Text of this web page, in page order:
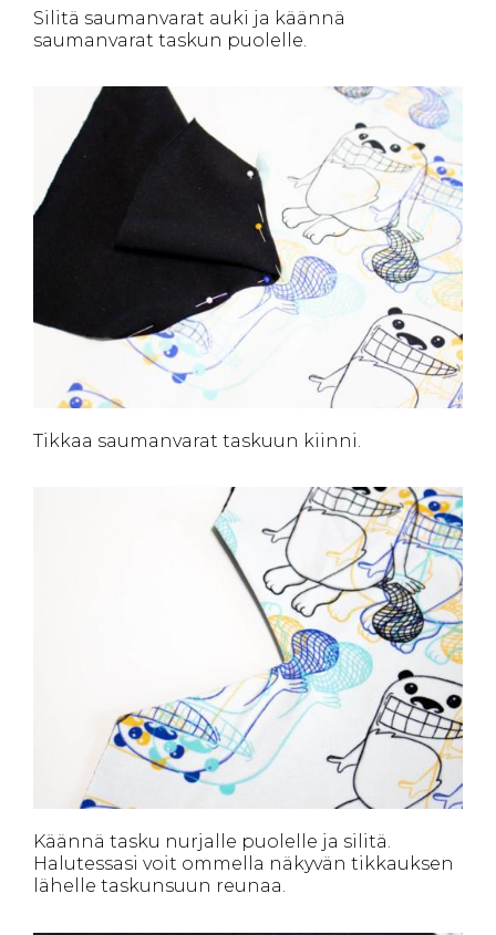
Silitä saumanvarat auki ja käännä
saumanvarat taskun puolelle.
Tikkaa saumanvarat taskuun kiinni.
Käännä tasku nurjalle puolelle ja silitä.
Halutessasi voit ommella näkyvän tikkauksen
lähelle taskunsuun reunaa.